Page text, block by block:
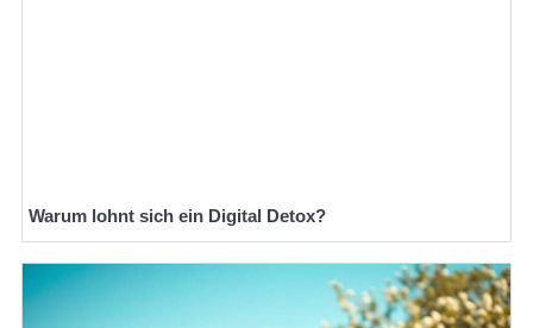
Warum lohnt sich ein Digital Detox?